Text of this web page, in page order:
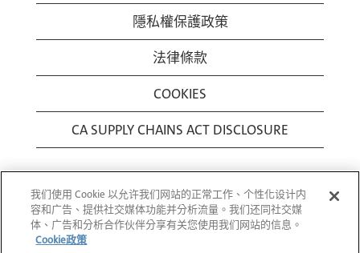
隱私權保護政策
法律條款
COOKIES
CA SUPPLY CHAINS ACT DISCLOSURE
我们使用 Cookie 以允许我们网站的正常工作、个性化设计内
容和广告、提供社交媒体功能并分析流量。我们还同社交媒
体、广告和分析合作伙伴分享有关您使用我们网站的信息。
Cookie政策